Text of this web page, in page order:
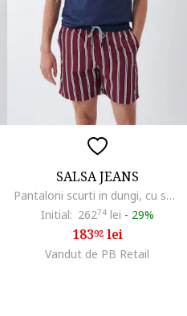
SALSA JEANS
Pantaloni scurti in dungi, cu snur in talie
Initial: 26274lei - 29%
18392lei
Vandut de PB Retail